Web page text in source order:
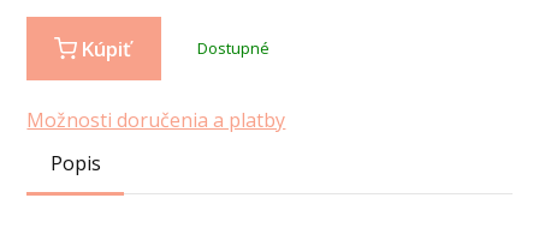
Kúpiť Dostupné
Možnosti doručenia a platby
Popis